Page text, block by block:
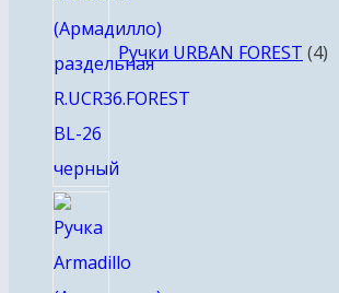
Ручки URBAN FOREST 4